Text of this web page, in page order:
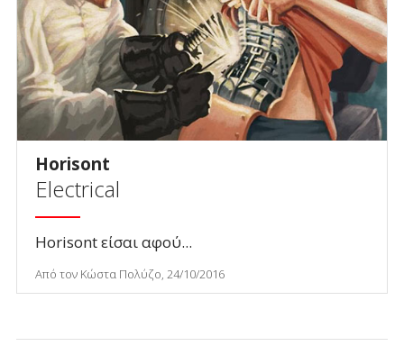
Horisont
Electrical
Horisont είσαι αφού...
Από τον Κώστα Πολύζο, 24/10/2016